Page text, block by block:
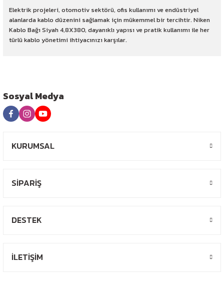
Elektrik projeleri, otomotiv sektörü, ofis kullanımı ve endüstriyel
alanlarda kablo düzenini sağlamak için mükemmel bir tercihtir. Niken
Kablo Bağı Siyah 4,8X380, dayanıklı yapısı ve pratik kullanımı ile her
türlü kablo yönetimi ihtiyacınızı karşılar.
Sosyal Medya
KURUMSAL
SİPARİŞ
DESTEK
İLETİŞİM